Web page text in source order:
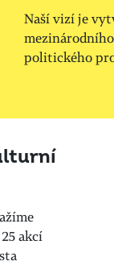
Naší vizí je
politického
akcí